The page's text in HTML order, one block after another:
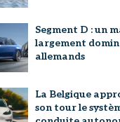
Segment D : un
largement
allemands
La Belgique
son tour le